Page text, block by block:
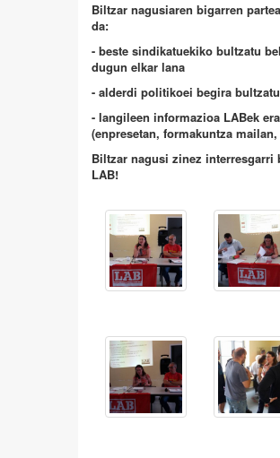
Biltzar nagusiaren bigarren
da:
- beste sindikatuekiko bultzatu
dugun elkar lana
- alderdi politikoei begira
- langileen informazioa LABek
(enpresetan, formakuntza
Biltzar nagusi zinez interresgarri
LAB!